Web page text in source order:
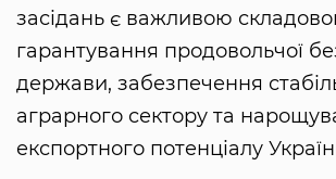
засідань є важливою
гарантування продовольчої
держави, забезпечення
аграрного сектору та
експортного потенціалу